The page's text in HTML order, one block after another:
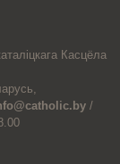
Касцёла
/